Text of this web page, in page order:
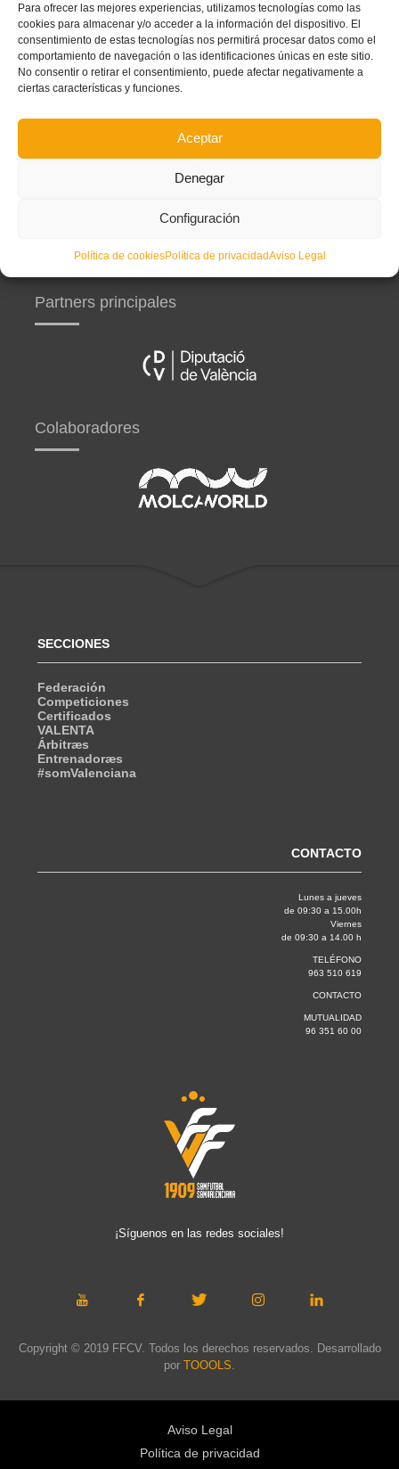
Para ofrecer las mejores experiencias, utilizamos tecnologías como las
cookies para almacenar y/o acceder a la información del dispositivo. El
consentimiento de estas tecnologías nos permitirá procesar datos como el
comportamiento de navegación o las identificaciones únicas en este sitio.
No consentir o retirar el consentimiento, puede afectar negativamente a
ciertas características y funciones.
Aceptar
Denegar
Configuración
Política de cookiesPolítica de privacidadAviso Legal
plazas del curso de septiembre)
Circular nº. 5 – Normas generales de las competiciones
territoriales de fútbol sala 2026-2027
Curso de entrenador de fútbol UEFA B en Valencia,
Partners principales
Colaboradores
SECCIONES
Federación
Competiciones
Certificados
VALENTA
Árbitræs
Entrenadoræs
#somValenciana
CONTACTO
Lunes a jueves
de 09:30 a 15.00h
Viernes
de 09:30 a 14.00 h
TELÉFONO
963 510 619
CONTACTO
MUTUALIDAD
96 351 60 00
¡Síguenos en las redes sociales!
Copyright © 2019 FFCV. Todos los derechos reservados. Desarrollado
por TOOOLS.
Aviso Legal
Política de privacidad